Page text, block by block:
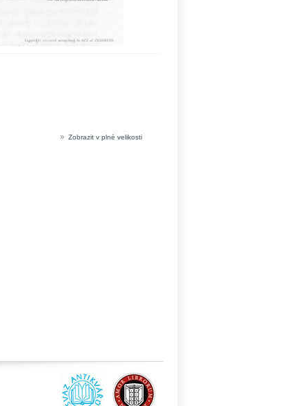
» Zobrazit v plné velikosti